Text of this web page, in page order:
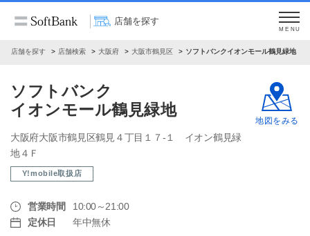
店舗を探す
MENU
店舗を探す 店舗検索 大阪府 大阪市鶴見区 ソフトバンクイオンモール鶴見緑地
ソフトバンク
イオンモール鶴見緑地
大阪府大阪市鶴見区鶴見４丁目１７‐１ イオン鶴見緑
地４Ｆ
Y!mobile取扱店
営業時間
10:00～21:00
定休日
年中無休
地図をみる